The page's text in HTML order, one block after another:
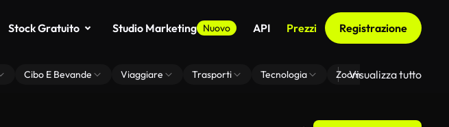
Stock Gratuito Studio Marketing Nuovo API Prezzi Registrazione
Cibo E Bevande Viaggiare Trasporti Tecnologia Zoom Di Sfondo Virtuale
Visualizza tutto